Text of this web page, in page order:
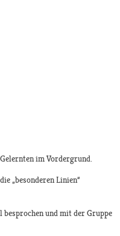
im Vordergrund.
„besonderen Linien“
besprochen und mit der Gruppe